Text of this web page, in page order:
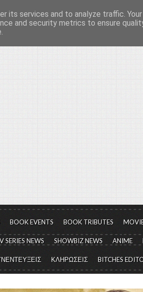
πολιτισμό, σε κάθε του μορφή και
BOOK EVENTS BOOK TRIBUTES
SERIES NEWS SHOWBIZ NEWS ANIME
ΚΛΗΡΩΣΕΙΣ BITCHES
its services and to analyze traffic.
and security metrics to ensure